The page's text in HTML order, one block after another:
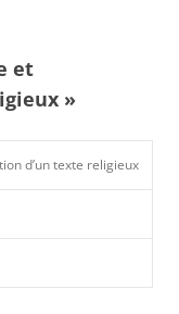
et
»
d’un texte religieux